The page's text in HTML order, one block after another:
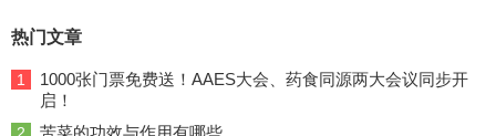
热门文章
1
1000张门票免费送！AAES大会、药食同源两大会议同步开
启！
苦菜的功效与作用有哪些